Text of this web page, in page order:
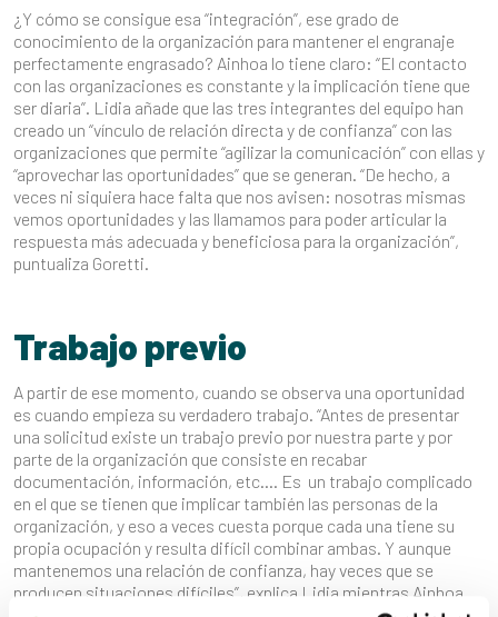
¿Y cómo se consigue esa “integración”, ese grado de
conocimiento de la organización para mantener el engranaje
perfectamente engrasado? Ainhoa lo tiene claro: “El contacto
con las organizaciones es constante y la implicación tiene que
ser diaria”. Lidia añade que las tres integrantes del equipo han
creado un “vínculo de relación directa y de confianza” con las
organizaciones que permite “agilizar la comunicación” con ellas y
“aprovechar las oportunidades” que se generan. “De hecho, a
veces ni siquiera hace falta que nos avisen: nosotras mismas
vemos oportunidades y las llamamos para poder articular la
respuesta más adecuada y beneficiosa para la organización”,
puntualiza Goretti.
Trabajo previo
A partir de ese momento, cuando se observa una oportunidad
es cuando empieza su verdadero trabajo. “Antes de presentar
una solicitud existe un trabajo previo por nuestra parte y por
parte de la organización que consiste en recabar
documentación, información, etc…. Es un trabajo complicado
en el que se tienen que implicar también las personas de la
organización, y eso a veces cuesta porque cada una tiene su
propia ocupación y resulta difícil combinar ambas. Y aunque
mantenemos una relación de confianza, hay veces que se
producen situaciones difíciles”, explica Lidia mientras Ainhoa